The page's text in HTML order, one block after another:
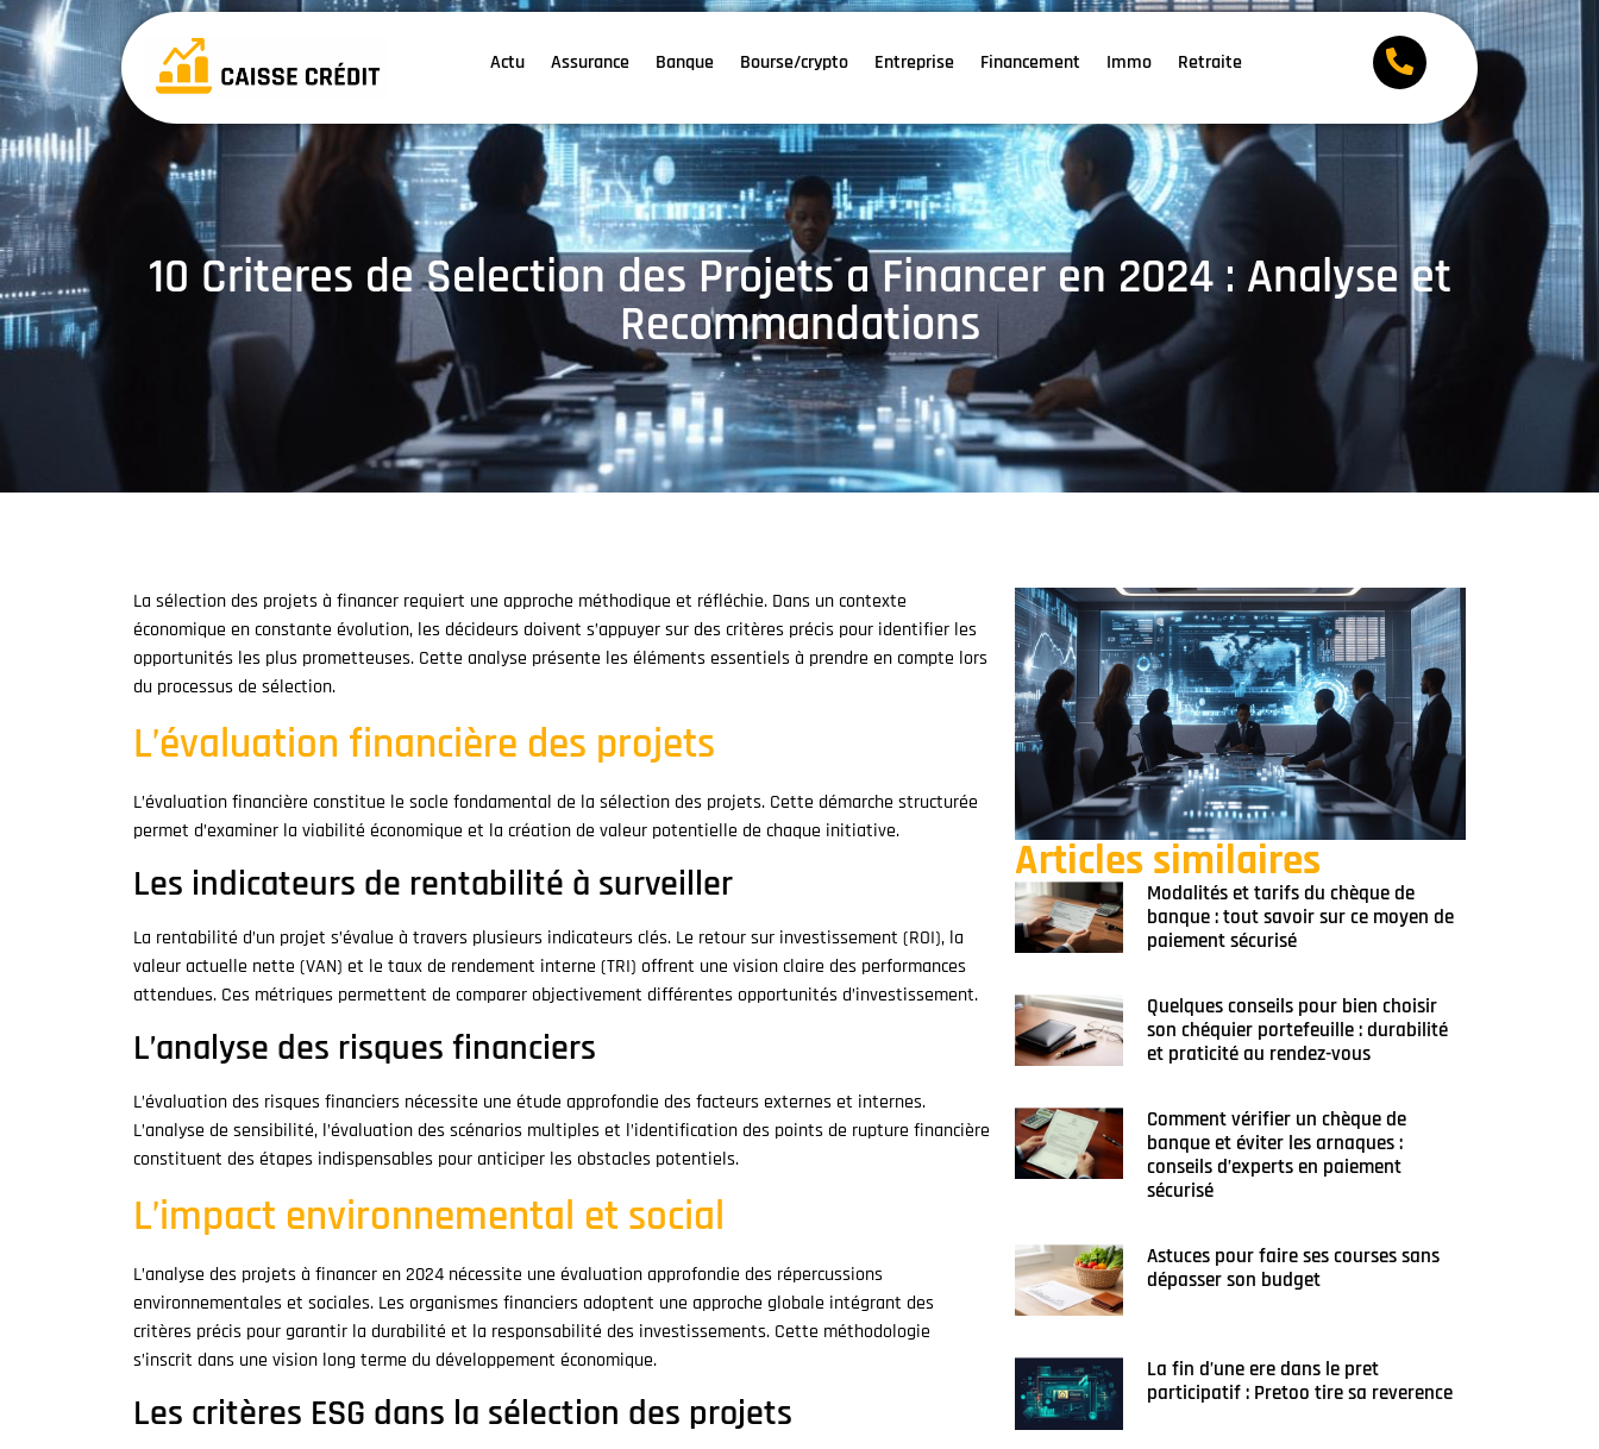
Actu Assurance Banque Bourse/crypto Entreprise Financement Immo Retraite
10 Criteres de Selection des Projets a Financer en 2024 : Analyse et
Recommandations
La sélection des projets à financer requiert une approche méthodique et réfléchie. Dans un contexte
économique en constante évolution, les décideurs doivent s’appuyer sur des critères précis pour identifier les
opportunités les plus prometteuses. Cette analyse présente les éléments essentiels à prendre en compte lors
du processus de sélection.
L’évaluation financière des projets
L’évaluation financière constitue le socle fondamental de la sélection des projets. Cette démarche structurée
permet d’examiner la viabilité économique et la création de valeur potentielle de chaque initiative.
Les indicateurs de rentabilité à surveiller
La rentabilité d’un projet s’évalue à travers plusieurs indicateurs clés. Le retour sur investissement (ROI), la
valeur actuelle nette (VAN) et le taux de rendement interne (TRI) offrent une vision claire des performances
attendues. Ces métriques permettent de comparer objectivement différentes opportunités d’investissement.
L’analyse des risques financiers
L’évaluation des risques financiers nécessite une étude approfondie des facteurs externes et internes.
L’analyse de sensibilité, l’évaluation des scénarios multiples et l’identification des points de rupture financière
constituent des étapes indispensables pour anticiper les obstacles potentiels.
L’impact environnemental et social
L’analyse des projets à financer en 2024 nécessite une évaluation approfondie des répercussions
environnementales et sociales. Les organismes financiers adoptent une approche globale intégrant des
critères précis pour garantir la durabilité et la responsabilité des investissements. Cette méthodologie
s’inscrit dans une vision long terme du développement économique.
Les critères ESG dans la sélection des projets
Articles similaires
Modalités et tarifs du chèque de
banque : tout savoir sur ce moyen de
paiement sécurisé
Quelques conseils pour bien choisir
son chéquier portefeuille : durabilité
et praticité au rendez-vous
Comment vérifier un chèque de
banque et éviter les arnaques :
conseils d’experts en paiement
sécurisé
Astuces pour faire ses courses sans
dépasser son budget
La fin d’une ere dans le pret
participatif : Pretoo tire sa reverence